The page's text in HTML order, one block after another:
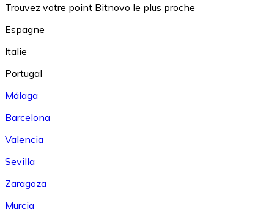
Trouvez votre point Bitnovo le plus proche
Espagne
Italie
Portugal
Málaga
Barcelona
Valencia
Sevilla
Zaragoza
Murcia